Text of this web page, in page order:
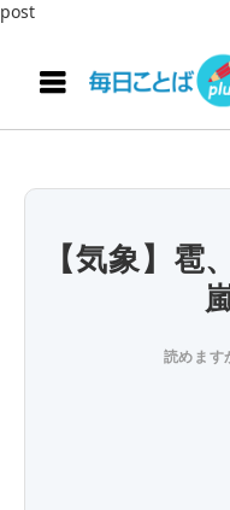
post
【気象】雹
読めます